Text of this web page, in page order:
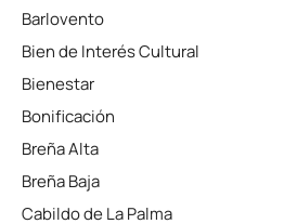
Barlovento
Bien de Interés Cultural
Bienestar
Bonificación
Breña Alta
Breña Baja
Cabildo de La Palma